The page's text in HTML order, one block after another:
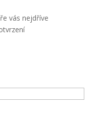
vás nejdříve